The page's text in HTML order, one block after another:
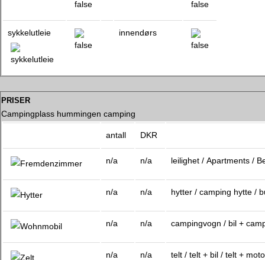
sykkelutleie innendørs
priser
Campingplass hummingen camping
antall DKR
n/a n/a leilighet / Apartments /
n/a n/a hytter / camping hytte /
n/a n/a campingvogn / bil +
n/a n/a telt / telt + bil / telt +